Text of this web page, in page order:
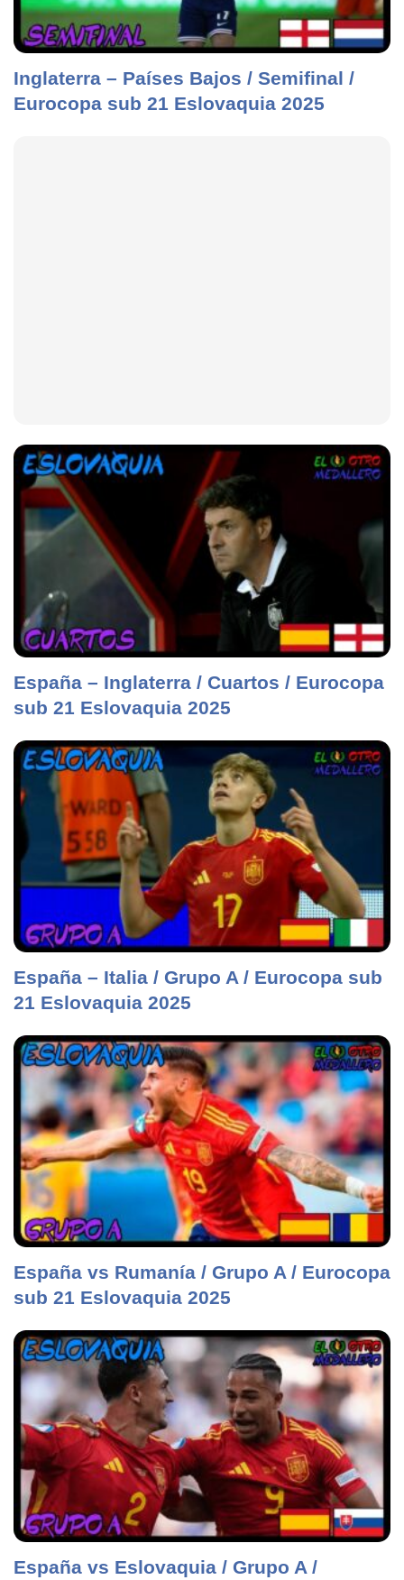
Inglaterra – Países Bajos / Semifinal /
Eurocopa sub 21 Eslovaquia 2025
España – Inglaterra / Cuartos / Eurocopa
sub 21 Eslovaquia 2025
España – Italia / Grupo A / Eurocopa sub
21 Eslovaquia 2025
España vs Rumanía / Grupo A / Eurocopa
sub 21 Eslovaquia 2025
España vs Eslovaquia / Grupo A /